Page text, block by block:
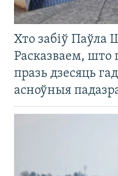
Хто забіў Паўла
Расказваем, што
празь дзесяць
асноўныя